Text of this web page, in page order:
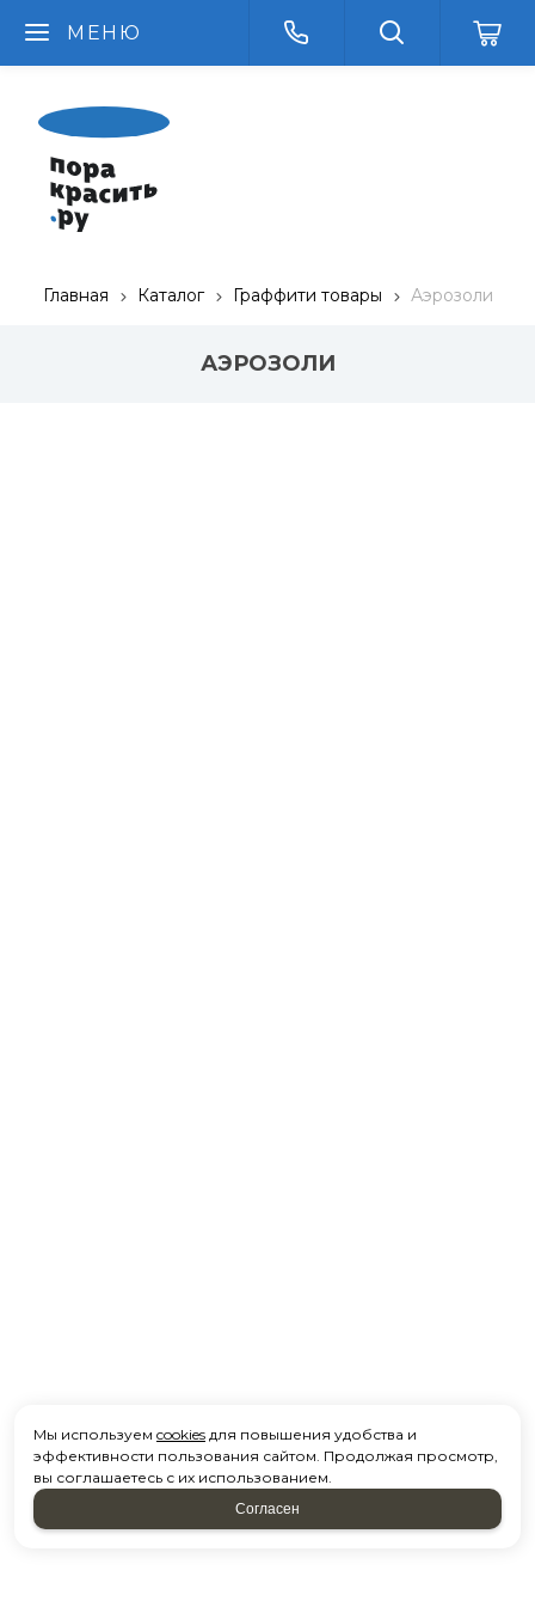
МЕНЮ
Главная Каталог Граффити товары Аэрозоли
АЭРОЗОЛИ
Мы используем cookies для повышения удобства и
эффективности пользования сайтом. Продолжая просмотр,
вы соглашаетесь с их использованием.
Согласен